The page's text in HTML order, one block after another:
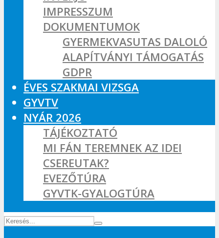
IMPRESSZUM
DOKUMENTUMOK
GYERMEKVASUTAS DALOLÓ
ALAPÍTVÁNYI TÁMOGATÁS
GDPR
ÉVES SZAKMAI VIZSGA
GYVTV
NYÁR 2026
TÁJÉKOZTATÓ
MI FÁN TEREMNEK AZ IDEI
CSEREUTAK?
EVEZŐTÚRA
GYVTK-GYALOGTÚRA